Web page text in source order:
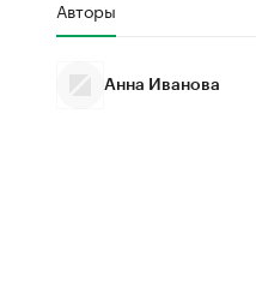
Авторы
Анна Иванова